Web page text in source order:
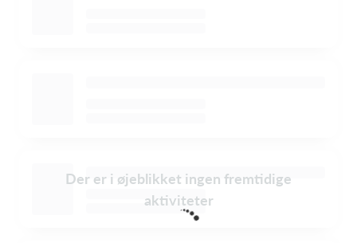
Der er i øjeblikket ingen fremtidige
aktiviteter